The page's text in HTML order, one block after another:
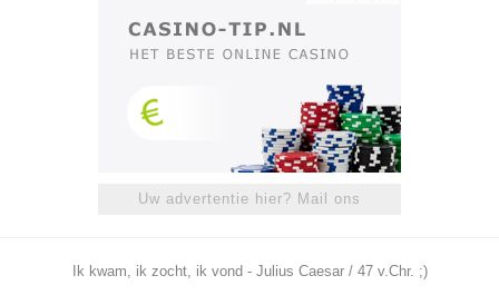
Uw advertentie hier? Mail ons
Ik kwam, ik zocht, ik vond - Julius Caesar / 47 v.Chr. ;)